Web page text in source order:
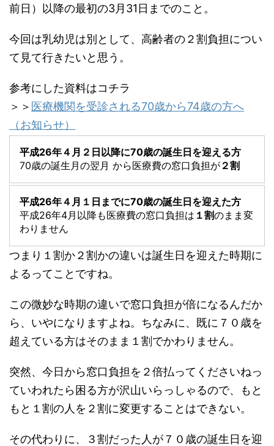
前日）以降の最初の3月31日までのこと。
今回は乳幼児は別として、高齢者の２割負担につい
て見て行きたいと思う。
参考にした資料はコチラ
＞＞ 医療機関を受診される70歳から74歳の方へ
（お知らせ）
平成26年４月２日以降に70歳の誕生日を迎える方
70歳の誕生月の翌月 から医療費の窓口負担が ２割
平成26年４月１日までに70歳の誕生日を迎えた方
平成26年4月以降も医療費の窓口負担は １割のまま変
わりません
つまり１割か２割かの違いは誕生日を迎えた時期に
よるってことですね。
この微妙な時期の違いで窓口負担が倍になるんだか
ら、いやになりますよね。ちなみに、既に７０歳を
超えている方はそのまま１割でかわりません。
突然、今日から窓口負担を２倍払ってくださいねっ
ていわれたら困る方が沢山いらっしゃるので、もと
もと１割の人を２割に変更することはできない。
その代わりに、３割だった人が７０歳の誕生日を迎